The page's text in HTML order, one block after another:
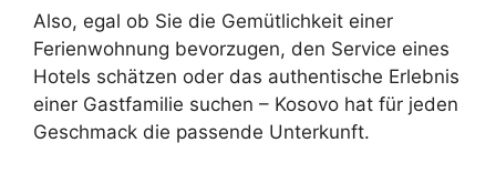
Also, egal ob Sie die Gemütlichkeit einer
Ferienwohnung bevorzugen, den Service eines
Hotels schätzen oder das authentische Erlebnis
einer Gastfamilie suchen – Kosovo hat für jeden
Geschmack die passende Unterkunft.